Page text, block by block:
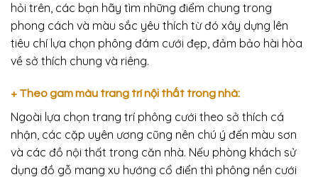
hỏi trên, các bạn hãy tìm những điểm chung trong
phong cách và màu sắc yêu thích từ đó xây dựng lên
tiêu chí lựa chọn phông đám cưới đẹp, đảm bảo hài hòa
về sở thích chung và riêng.
+ Theo gam màu trang trí nội thất trong nhà:
Ngoài lựa chọn trang trí phông cưới theo sở thích cá
nhận, các cặp uyên ương cũng nên chú ý đến màu sơn
và các đồ nội thất trong căn nhà. Nếu phòng khách sử
dụng đồ gỗ mang xu hướng cổ điển thì phông nền cưới